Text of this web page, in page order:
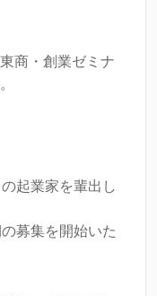
商・創業ゼミナ
起業家を輩出し
募集を開始いた